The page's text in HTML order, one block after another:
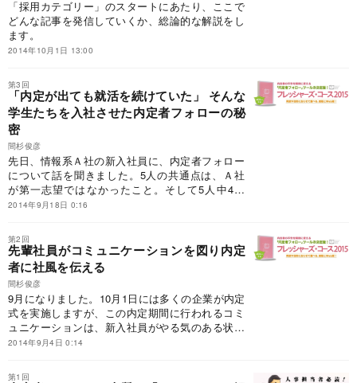
「採用カテゴリー」のスタートにあたり、ここで
どんな記事を発信していくか、総論的な解説をし
ます。
2014年10月1日 13:00
第3回
「内定が出ても就活を続けていた」 そんな
学生たちを入社させた内定者フォローの秘
密
間杉俊彦
先日、情報系Ａ社の新入社員に、内定者フォロー
について話を聞きました。5人の共通点は、Ａ社
が第一志望ではなかったこと。そして5人中4人
が、Ａ社から内定後も、就活を続けていました。
たのでしょうか。
2014年9月18日 0:16
第2回
先輩社員がコミュニケーションを図り内定
者に社風を伝える
間杉俊彦
9月になりました。10月1日には多くの企業が内定
式を実施しますが、この内定期間に行われるコミ
ュニケーションは、新入社員がやる気のある状態
で入社することにつながります。では、よい内定
うか。
2014年9月4日 0:14
第1回